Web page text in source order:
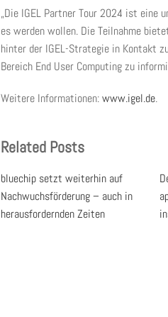
„Die IGEL Partner Tour 2024 ist eine
es werden wollen. Die Teilnahme
hinter der IGEL-Strategie in Kontakt
Bereich End User Computing zu
Weitere Informationen:www.igel.de.
Related Posts
bluechip setzt weiterhin auf
Nachwuchsförderung – auch in
herausfordernden Zeiten